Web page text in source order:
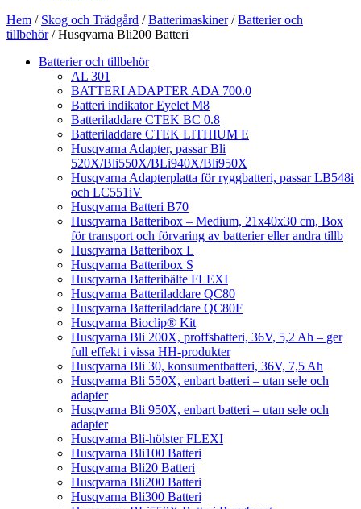
Hem / Skog och Trädgård /Batterimaskiner/Batterier och
tillbehör/ Husqvarna Bli200 Batteri
Batterier och tillbehör
AL 301
BATTERI ADAPTER ADA 700.0
Batteri indikator Eyelet M8
Batteriladdare CTEK BC 0.8
Batteriladdare CTEK LITHIUM E
Husqvarna Adapter, passar Bli
520X/Bli550X/BLi940X/Bli950X
Husqvarna Adapterplatta för ryggbatteri, passar LB548i
och LC551iV
Husqvarna Batteri B70
Husqvarna Batteribox – Medium, 21x40x30 cm, Box
för transport och förvaring av batterier eller andra tillb
Husqvarna Batteribox L
Husqvarna Batteribox S
Husqvarna Batteribälte FLEXI
Husqvarna Batteriladdare QC80
Husqvarna Batteriladdare QC80F
Husqvarna Bioclip® Kit
Husqvarna Bli 200X, proffsbatteri, 36V, 5,2 Ah – ger
full effekt i vissa HH-produkter
Husqvarna Bli 30, konsumentbatteri, 36V, 7,5 Ah
Husqvarna Bli 550X, enbart batteri – utan sele och
adapter
Husqvarna Bli 950X, enbart batteri – utan sele och
adapter
Husqvarna Bli-hölster FLEXI
Husqvarna Bli100 Batteri
Husqvarna Bli20 Batteri
Husqvarna Bli200 Batteri
Husqvarna Bli300 Batteri